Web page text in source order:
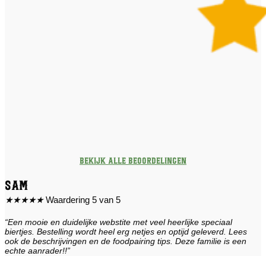
Bekijk alle beoordelingen
Sam
★★★★★ Waardering 5 van 5
“Een mooie en duidelijke webstite met veel heerlijke speciaal
biertjes. Bestelling wordt heel erg netjes en optijd geleverd. Lees
ook de beschrijvingen en de foodpairing tips. Deze familie is een
echte aanrader!!”